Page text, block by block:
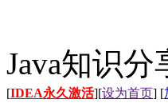
Java知识
[IDEA永久激活][设为首页] [